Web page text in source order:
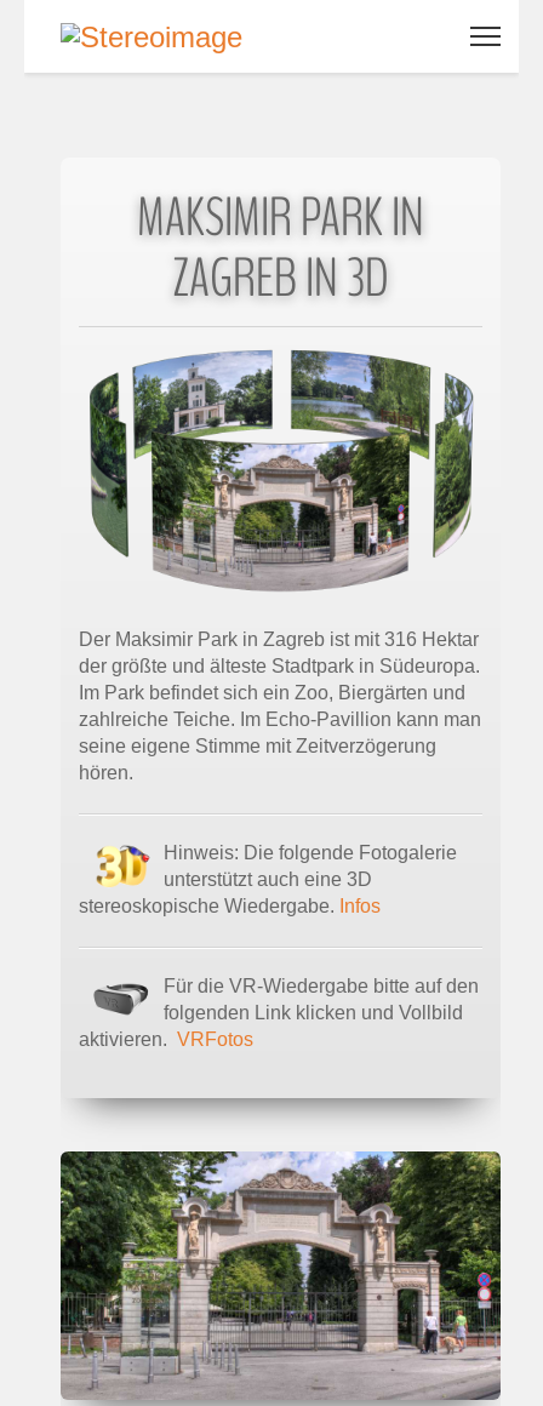
MAKSIMIR PARK IN
ZAGREB IN 3D
Der Maksimir Park in Zagreb ist mit 316 Hektar
der größte und älteste Stadtpark in Südeuropa.
Im Park befindet sich ein Zoo, Biergärten und
zahlreiche Teiche. Im Echo-Pavillion kann man
seine eigene Stimme mit Zeitverzögerung
hören.
Hinweis: Die folgende Fotogalerie
unterstützt auch eine 3D
stereoskopische Wiedergabe. Infos
Für die VR-Wiedergabe bitte auf den
folgenden Link klicken und Vollbild
aktivieren. VRFotos